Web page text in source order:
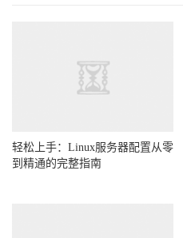
轻松上手：Linux服务器配置从零
到精通的完整指南